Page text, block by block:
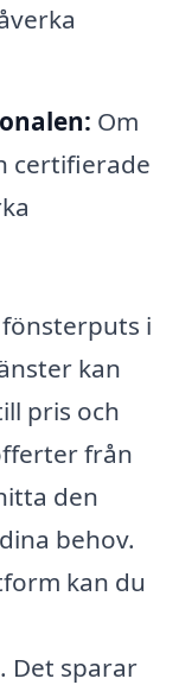
Om
certifierade
i
kan
pris och
från
den
behov.
kan du
Det sparar